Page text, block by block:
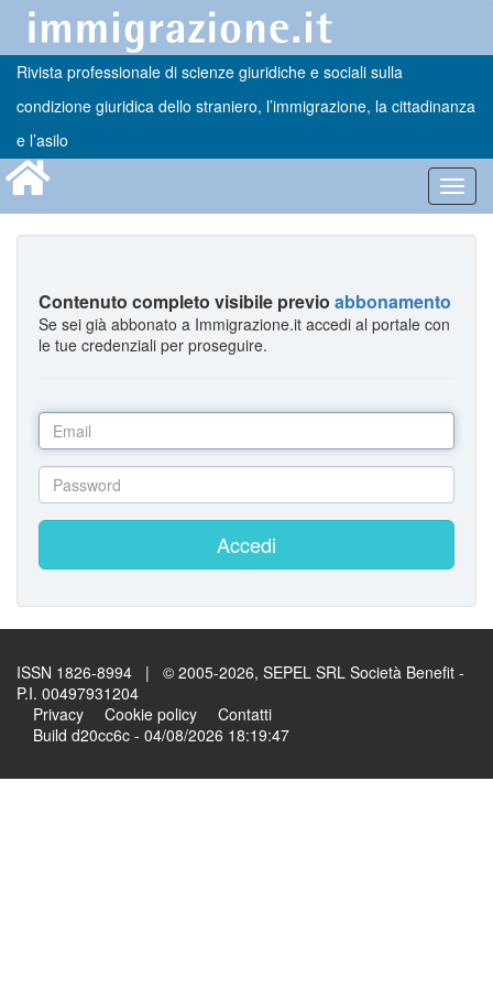
Rivista professionale di scienze giuridiche e sociali sulla
condizione giuridica dello straniero, l’immigrazione, la cittadinanza
e l’asilo
Contenuto completo visibile previo abbonamento
Se sei già abbonato a Immigrazione.it accedi al portale con
le tue credenziali per proseguire.
Accedi
ISSN 1826-8994 | © 2005-2026, SEPEL SRL Società Benefit -
P.I. 00497931204
Privacy
Cookie policy
Contatti
Build d20cc6c - 04/08/2026 18:19:47